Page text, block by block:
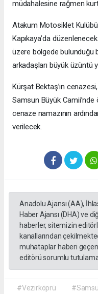
müdahalesine rağmen
Atakum Motosiklet Kulübü
Kapıkaya’da
üzere bölgede bulunduğu
arkadaşları büyük üzüntü
Kürşat Bektaş’ın
Samsun Büyük Camii’nde
cenaze namazının
verilecek.
Anadolu Ajansı (AA),
Haber Ajansı (DHA) ve
haberler, sitemizin
kanallarından
muhataplar haberi
editörü sorumlu
#Vezirköprü